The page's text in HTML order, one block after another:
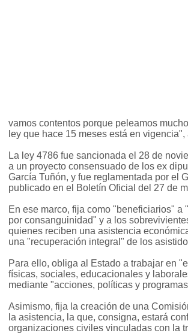
vamos contentos porque peleamos
ley que hace 15 meses está en vigencia",
La ley 4786 fue sancionada el 28 de
a un proyecto consensuado de los ex
García Tuñón, y fue reglamentada por el
publicado en el Boletín Oficial del 27 de
En ese marco, fija como "beneficiarios"
por consanguinidad" y a los
quienes reciben una asistencia
una "recuperación integral" de los
Para ello, obliga al Estado a trabajar en
físicas, sociales, educacionales y
mediante "acciones, políticas y
Asimismo, fija la creación de una
la asistencia, la que, consigna, estará
organizaciones civiles vinculadas con la